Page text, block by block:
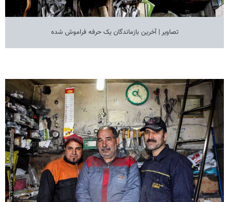
تصاویر | آخرین بازماندگان یک حرفه فراموش شده